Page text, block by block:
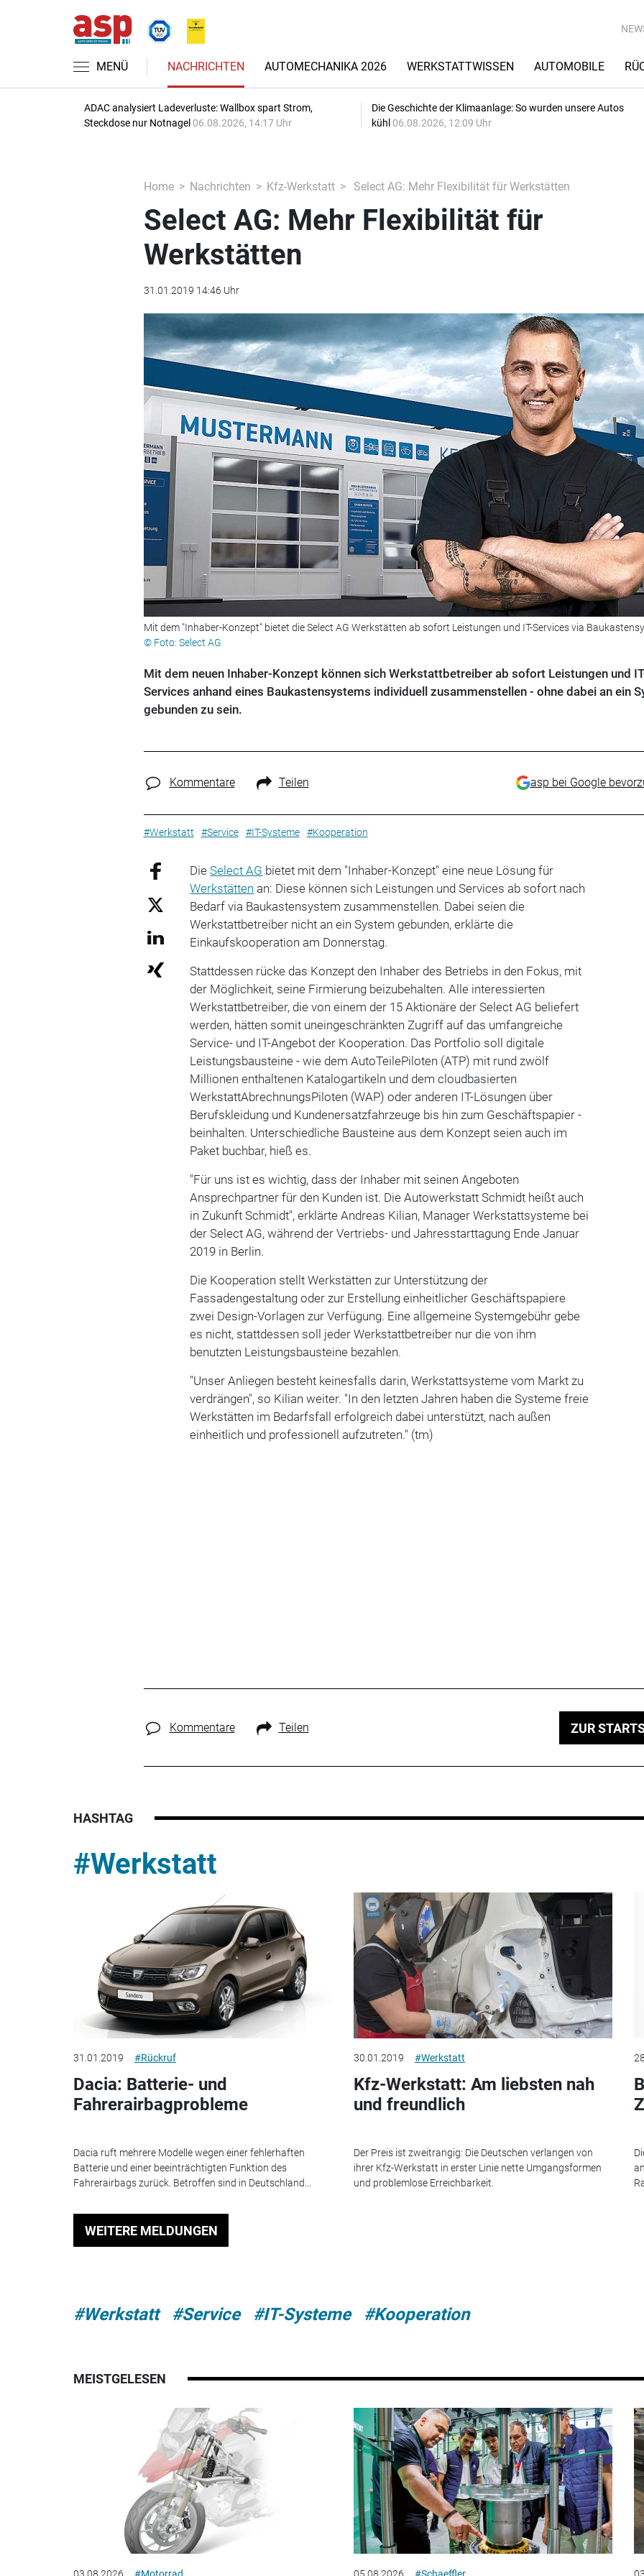
MENÜ NACHRICHTEN AUTOMECHANIKA 2026 WERKSTATTWISSEN AUTOMOBILE
ADAC analysiert Ladeverluste: Wallbox spart Strom,
Steckdose nur Notnagel 06.08.2026, 14:17 Uhr
Die Geschichte der Klimaanlage: So wurden unsere Autos
kühl 06.08.2026, 12:09 Uhr
Home Nachrichten Kfz-Werkstatt Select AG: Mehr Flexibilität für Werkstätten
Select AG: Mehr Flexibilität für
Werkstätten
31.01.2019 14:46 Uhr
Mit dem "Inhaber-Konzept" bietet die Select AG Werkstätten ab sofort Leistungen und IT-Services via
© Foto: Select AG
Mit dem neuen Inhaber-Konzept können sich Werkstattbetreiber ab sofort Leistungen und
Services anhand eines Baukastensystems individuell zusammenstellen - ohne dabei an ein
gebunden zu sein.
Kommentare Teilen asp bei Google
#Werkstatt #Service #IT-Systeme #Kooperation
DieSelect AG bietet mit dem "Inhaber-Konzept" eine neue Lösung für
Werkstätten an: Diese können sich Leistungen und Services ab sofort nach
Bedarf via Baukastensystem zusammenstellen. Dabei seien die
Werkstattbetreiber nicht an ein System gebunden, erklärte die
Einkaufskooperation am Donnerstag.
Stattdessen rücke das Konzept den Inhaber des Betriebs in den Fokus, mit
der Möglichkeit, seine Firmierung beizubehalten. Alle interessierten
Werkstattbetreiber, die von einem der 15 Aktionäre der Select AG beliefert
werden, hätten somit uneingeschränkten Zugriff auf das umfangreiche
Service- und IT-Angebot der Kooperation. Das Portfolio soll digitale
Leistungsbausteine - wie dem AutoTeilePiloten (ATP) mit rund zwölf
Millionen enthaltenen Katalogartikeln und dem cloudbasierten
WerkstattAbrechnungsPiloten (WAP) oder anderen IT-Lösungen über
Berufskleidung und Kundenersatzfahrzeuge bis hin zum Geschäftspapier -
beinhalten. Unterschiedliche Bausteine aus dem Konzept seien auch im
Paket buchbar, hieß es.
"Für uns ist es wichtig, dass der Inhaber mit seinen Angeboten
Ansprechpartner für den Kunden ist. Die Autowerkstatt Schmidt heißt auch
in Zukunft Schmidt", erklärte Andreas Kilian, Manager Werkstattsysteme bei
der Select AG, während der Vertriebs- und Jahresstarttagung Ende Januar
2019 in Berlin.
Die Kooperation stellt Werkstätten zur Unterstützung der
Fassadengestaltung oder zur Erstellung einheitlicher Geschäftspapiere
zwei Design-Vorlagen zur Verfügung. Eine allgemeine Systemgebühr gebe
es nicht, stattdessen soll jeder Werkstattbetreiber nur die von ihm
benutzten Leistungsbausteine bezahlen.
"Unser Anliegen besteht keinesfalls darin, Werkstattsysteme vom Markt zu
verdrängen", so Kilian weiter. "In den letzten Jahren haben die Systeme freie
Werkstätten im Bedarfsfall erfolgreich dabei unterstützt, nach außen
einheitlich und professionell aufzutreten." (tm)
Kommentare Teilen ZUR
HASHTAG
#Werkstatt
31.01.2019 #Rückruf
Dacia: Batterie- und
Fahrerairbagprobleme
Dacia ruft mehrere Modelle wegen einer fehlerhaften
Batterie und einer beeinträchtigten Funktion des
Fahrerairbags zurück. Betroffen sind in Deutschland...
30.01.2019 #Werkstatt
Kfz-Werkstatt: Am liebsten nah
und freundlich
Der Preis ist zweitrangig: Die Deutschen verlangen von
ihrer Kfz-Werkstatt in erster Linie nette Umgangsformen
und problemlose Erreichbarkeit.
WEITERE MELDUNGEN
#Werkstatt #Service #IT-Systeme #Kooperation
MEISTGELESEN